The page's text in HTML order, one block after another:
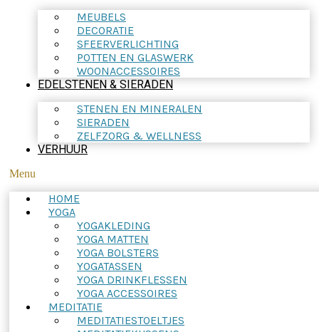
MEUBELS
DECORATIE
SFEERVERLICHTING
POTTEN EN GLASWERK
WOONACCESSOIRES
EDELSTENEN & SIERADEN
STENEN EN MINERALEN
SIERADEN
ZELFZORG & WELLNESS
VERHUUR
Menu
HOME
YOGA
YOGAKLEDING
YOGA MATTEN
YOGA BOLSTERS
YOGATASSEN
YOGA DRINKFLESSEN
YOGA ACCESSOIRES
MEDITATIE
MEDITATIESTOELTJES